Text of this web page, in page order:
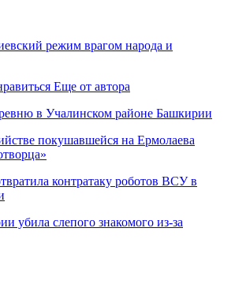
режим врагом народа и
Еще от автора
в Учалинском районе Башкирии
покушавшейся на Ермолаева
контратаку роботов ВСУ в
убила слепого знакомого из-за